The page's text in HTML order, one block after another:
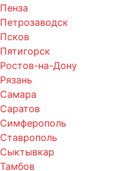
Пенза
Петрозаводск
Псков
Пятигорск
Ростов-на-Дону
Рязань
Самара
Саратов
Симферополь
Ставрополь
Сыктывкар
Тамбов